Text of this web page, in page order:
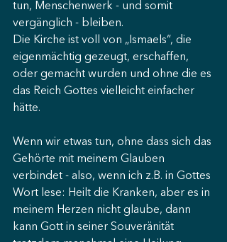
tun, Menschenwerk - und somit
vergänglich - bleiben.
Die Kirche ist voll von „Ismaels“, die
eigenmächtig gezeugt, erschaffen,
oder gemacht wurden und ohne die es
das Reich Gottes vielleicht einfacher
hätte.
Wenn wir etwas tun, ohne dass sich das
Gehörte mit meinem Glauben
verbindet - also, wenn ich z.B. in Gottes
Wort lese: Heilt die Kranken, aber es in
meinem Herzen nicht glaube, dann
kann Gott in seiner Souveränität